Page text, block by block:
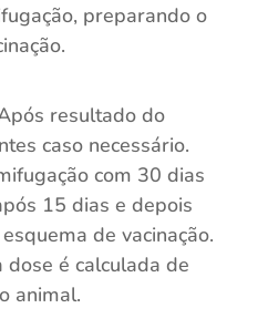
preparando o
resultado do
caso necessário.
com 30 dias
15 dias e depois
de vacinação.
é calculada de
animal.